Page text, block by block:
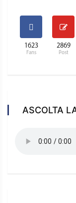
1623
Fans
2869
Post
ASCOLTA